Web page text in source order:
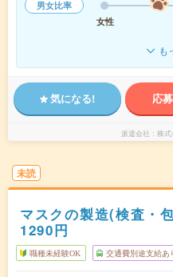
男女比率
女性
も
気になる! 応
派遣会社 株式
未読
マスクの製造(検査・
1290円
職種未経験OK 交通費別途支給あ